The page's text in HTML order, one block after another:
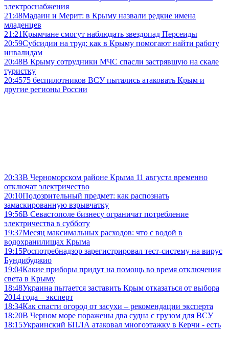
электроснабжения
21:48Мадаин и Мерит: в Крыму назвали редкие имена
младенцев
21:21Крымчане смогут наблюдать звездопад Персеиды
20:59Субсидии на труд: как в Крыму помогают найти работу
инвалидам
20:48В Крыму сотрудники МЧС спасли застрявшую на скале
туристку
20:4575 беспилотников ВСУ пытались атаковать Крым и
другие регионы России
20:33В Черноморском районе Крыма 11 августа временно
отключат электричество
20:10Подозрительный предмет: как распознать
замаскированную взрывчатку
19:56В Севастополе бизнесу ограничат потребление
электричества в субботу
19:37Месяц максимальных расходов: что с водой в
водохранилищах Крыма
19:15Роспотребнадзор зарегистрировал тест-систему на вирус
Бундибуджио
19:04Какие приборы придут на помощь во время отключения
света в Крыму
18:48Украина пытается заставить Крым отказаться от выбора
2014 года – эксперт
18:34Как спасти огород от засухи – рекомендации эксперта
18:20В Черном море поражены два судна с грузом для ВСУ
18:15Украинский БПЛА атаковал многоэтажку в Керчи - есть